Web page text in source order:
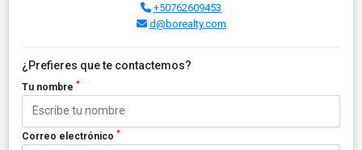
+50762609453
d@borealty.com
¿Prefieres que te contactemos?
Tu nombre *
Correo electrónico *